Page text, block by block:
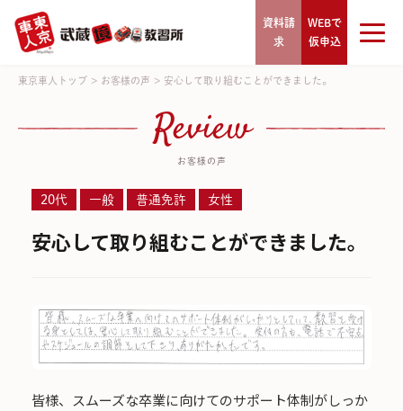
資料請
求
WEBで
仮申込
東京車人トップ > お客様の声 > 安心して取り組むことができました。
Review
お客様の声
20代 一般 普通免許 女性
安心して取り組むことができました。
皆様、スムーズな卒業に向けてのサポート体制がしっか